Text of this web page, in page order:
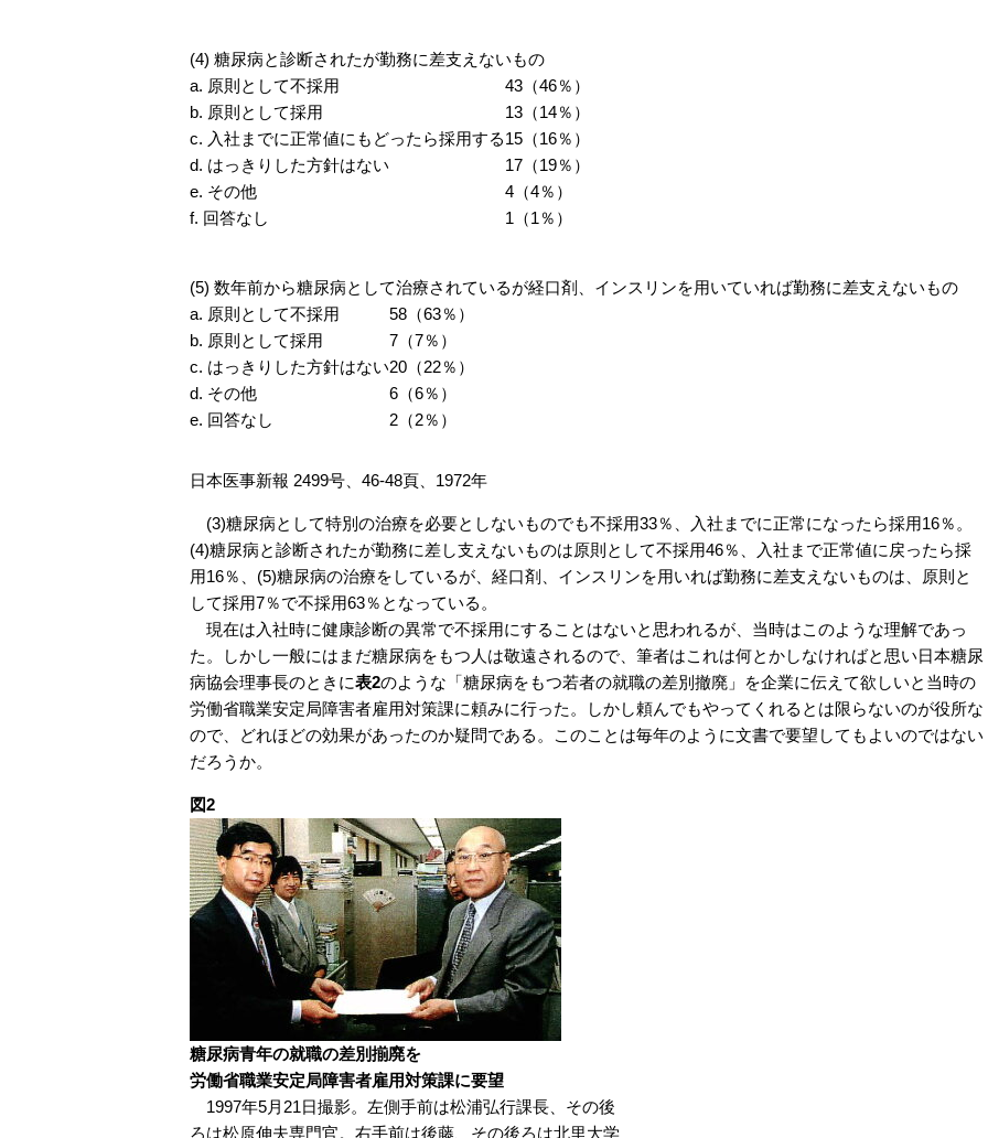
(4) 糖尿病と診断されたが勤務に差支えないもの
a. 原則として不採用
43（46％）
b. 原則として採用
13（14％）
c. 入社までに正常値にもどったら採用する15（16％）
d. はっきりした方針はない
17（19％）
e. その他
4（4％）
f. 回答なし
1（1％）
(5) 数年前から糖尿病として治療されているが経口剤、インスリンを用いていれば勤務に差支えないもの
a. 原則として不採用
58（63％）
b. 原則として採用
7（7％）
c. はっきりした方針はない20（22％）
d. その他
6（6％）
e. 回答なし
2（2％）
日本医事新報 2499号、46-48頁、1972年
(3)糖尿病として特別の治療を必要としないものでも不採用33％、入社までに正常になったら採用16％。
(4)糖尿病と診断されたが勤務に差し支えないものは原則として不採用46％、入社まで正常値に戻ったら採
用16％、(5)糖尿病の治療をしているが、経口剤、インスリンを用いれば勤務に差支えないものは、原則と
して採用7％で不採用63％となっている。
現在は入社時に健康診断の異常で不採用にすることはないと思われるが、当時はこのような理解であっ
た。しかし一般にはまだ糖尿病をもつ人は敬遠されるので、筆者はこれは何とかしなければと思い日本糖尿
病協会理事長のときに表2のような「糖尿病をもつ若者の就職の差別撤廃」を企業に伝えて欲しいと当時の
労働省職業安定局障害者雇用対策課に頼みに行った。しかし頼んでもやってくれるとは限らないのが役所な
ので、どれほどの効果があったのか疑問である。このことは毎年のように文書で要望してもよいのではない
だろうか。
図2
糖尿病青年の就職の差別揃廃を
労働省職業安定局障害者雇用対策課に要望
1997年5月21日撮影。左側手前は松浦弘行課長、その後
ろは松原伸夫専門官。右手前は後藤、その後ろは北里大学